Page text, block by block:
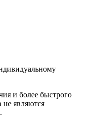
и более быстрого
не являются